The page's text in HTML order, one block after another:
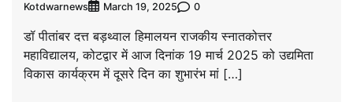
Kotdwarnews March 19, 2025 0
डॉ पीतांबर दत्त बड़थ्वाल हिमालयन राजकीय स्नातकोत्तर
महाविद्यालय, कोटद्वार में आज दिनांक 19 मार्च 2025 को उद्यमिता
विकास कार्यक्रम में दूसरे दिन का शुभारंभ मां […]